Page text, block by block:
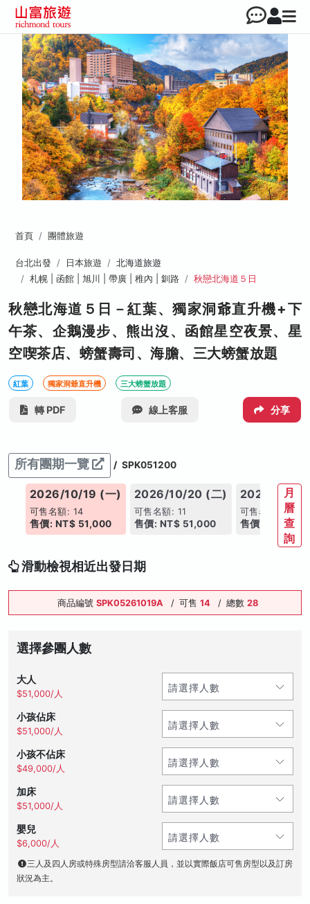
首頁 團體旅遊
台北出發 日本旅遊
北海道旅遊
札幌 | 函館 | 旭川 | 帶廣 | 稚內 | 釧路
秋戀北海道５日
秋戀北海道５日－紅葉、獨家洞爺直升機+下
午茶、企鵝漫步、熊出沒、函館星空夜景、星
空喫茶店、螃蟹壽司、海膽、三大螃蟹放題
紅葉 獨家洞爺直升機 三大螃蟹放題
轉 PDF 線上客服 分享
所有團期一覽 / SPK051200
2026/10/19 (一)
可售名額: 14
售價: NT$ 51,000
2026/10/20 (二)
可售名額: 11
售價: NT$ 51,000
2026/10/21
可售名額: 12
售價: NT$
月
曆
查
詢
滑動檢視相近出發日期
商品編號 SPK05261019A / 可售 14 / 總數 28
選擇參團人數
大人
$51,000/人
小孩佔床
$51,000/人
小孩不佔床
$49,000/人
加床
$51,000/人
嬰兒
$6,000/人
三人及四人房或特殊房型請洽客服人員，並以實際飯店可售房型以及訂房
狀況為主。